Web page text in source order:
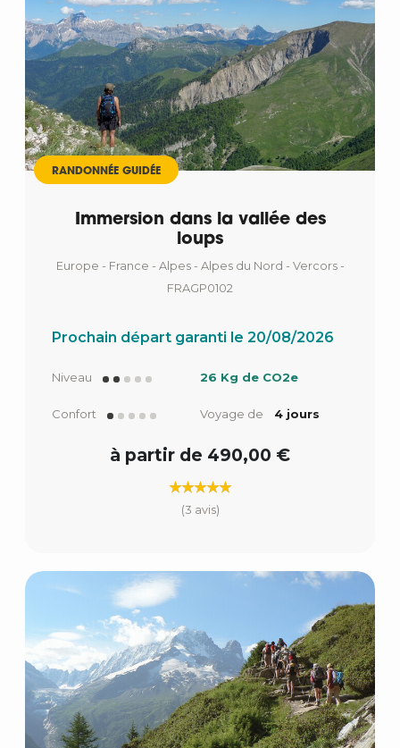
Départ
RANDONNÉE GUIDÉE
Immersion dans la vallée des
loups
Europe - France - Alpes - Alpes du Nord - Vercors -
FRAGP0102
Prochain départ garanti le 20/08/2026
Niveau 26 Kg de CO2e
Confort Voyage de 4 jours
à partir de 490,00 €
(3 avis)